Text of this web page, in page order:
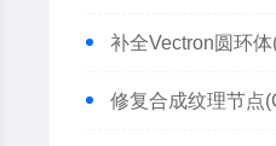
补全Vectron圆环
修复合成纹理节点